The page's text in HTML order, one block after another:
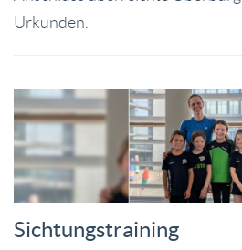
Urkunden.
Sichtungstraining